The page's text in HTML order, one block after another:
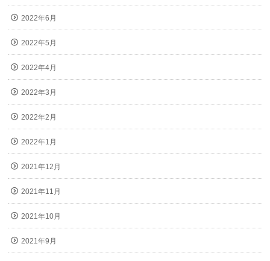
2022年6月
2022年5月
2022年4月
2022年3月
2022年2月
2022年1月
2021年12月
2021年11月
2021年10月
2021年9月